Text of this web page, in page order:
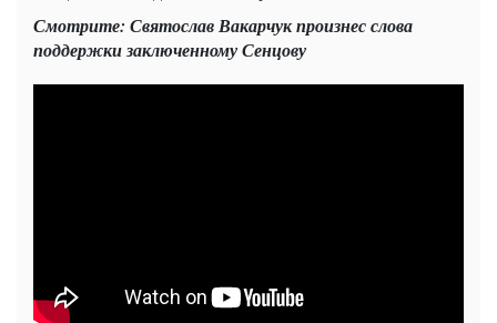
Смотрите: Святослав Вакарчук произнес слова
поддержки заключенному Сенцову